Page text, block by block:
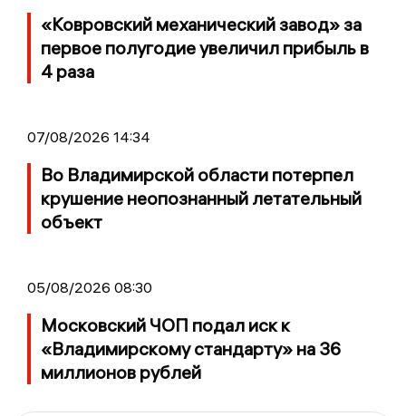
«Ковровский механический завод» за
первое полугодие увеличил прибыль в
4 раза
07/08/2026 14:34
Во Владимирской области потерпел
крушение неопознанный летательный
объект
05/08/2026 08:30
Московский ЧОП подал иск к
«Владимирскому стандарту» на 36
миллионов рублей